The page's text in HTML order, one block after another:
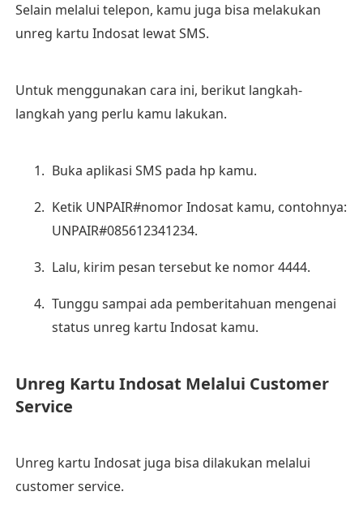
Selain melalui telepon, kamu juga bisa melakukan
unreg kartu Indosat lewat SMS.
Untuk menggunakan cara ini, berikut langkah-
langkah yang perlu kamu lakukan.
Buka aplikasi SMS pada hp kamu.
Ketik UNPAIR#nomor Indosat kamu, contohnya:
UNPAIR#085612341234.
Lalu, kirim pesan tersebut ke nomor 4444.
Tunggu sampai ada pemberitahuan mengenai
status unreg kartu Indosat kamu.
Unreg Kartu Indosat Melalui Customer
Service
Unreg kartu Indosat juga bisa dilakukan melalui
customer service.